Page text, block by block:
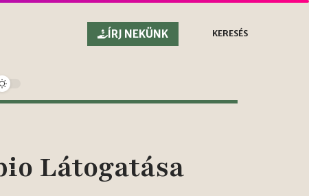
ÍRJ NEKÜNK
KERESÉS
Látogatása